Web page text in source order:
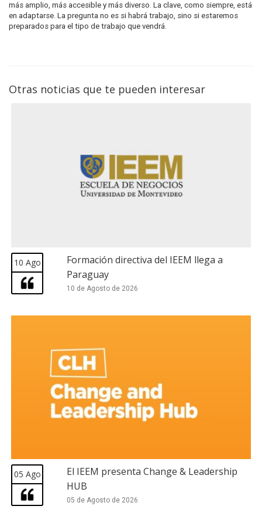
más amplio, más accesible y más diverso. La clave, como siempre, está
en adaptarse. La pregunta no es si habrá trabajo, sino si estaremos
preparados para el tipo de trabajo que vendrá.
Otras noticias que te pueden interesar
10 Ago
Formación directiva del IEEM llega a
Paraguay
10 de Agosto de 2026
05 Ago
El IEEM presenta Change & Leadership
HUB
05 de Agosto de 2026